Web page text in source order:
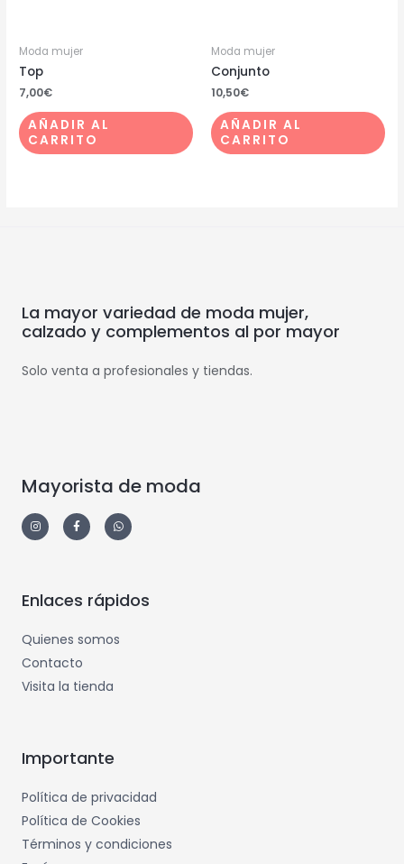
Moda mujer
Top
7,00€
AÑADIR AL
CARRITO
Moda mujer
Conjunto
10,50€
AÑADIR AL
CARRITO
La mayor variedad de moda mujer,
calzado y complementos al por mayor
Solo venta a profesionales y tiendas.
Mayorista de moda
Enlaces rápidos
Quienes somos
Contacto
Visita la tienda
Importante
Política de privacidad
Política de Cookies
Términos y condiciones